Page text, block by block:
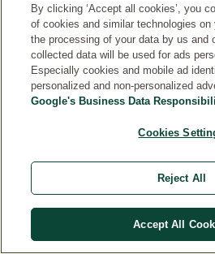
W
Nach
Reinigung
Windelbereich
By clicking ‘Accept all cookies’, you
of cookies and similar technologies on
the processing of your data by us and
collected data will be used for ads
Especially cookies and mobile ad
personalized and non-personalized
Google's Business Data
Cookies
Reject All
Accept All